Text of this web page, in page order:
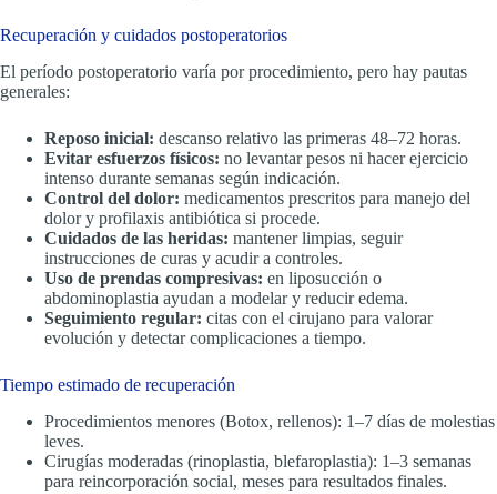
Recuperación y cuidados postoperatorios
El período postoperatorio varía por procedimiento, pero hay pautas
generales:
Reposo inicial: descanso relativo las primeras 48–72 horas.
Evitar esfuerzos físicos: no levantar pesos ni hacer ejercicio
intenso durante semanas según indicación.
Control del dolor: medicamentos prescritos para manejo del
dolor y profilaxis antibiótica si procede.
Cuidados de las heridas: mantener limpias, seguir
instrucciones de curas y acudir a controles.
Uso de prendas compresivas: en liposucción o
abdominoplastia ayudan a modelar y reducir edema.
Seguimiento regular: citas con el cirujano para valorar
evolución y detectar complicaciones a tiempo.
Tiempo estimado de recuperación
Procedimientos menores (Botox, rellenos): 1–7 días de molestias
leves.
Cirugías moderadas (rinoplastia, blefaroplastia): 1–3 semanas
para reincorporación social, meses para resultados finales.